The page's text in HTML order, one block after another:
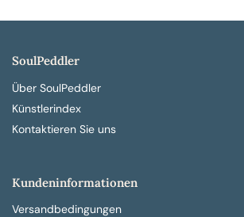
SoulPeddler
Über SoulPeddler
Künstlerindex
Kontaktieren Sie uns
Kundeninformationen
Versandbedingungen